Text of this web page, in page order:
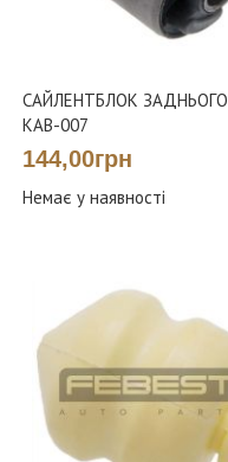
САЙЛЕНТБЛОК ЗАДНЬОГО
KAB-007
144,00грн
Немає у наявності